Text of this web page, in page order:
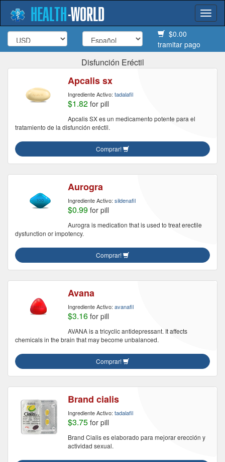
HEALTH-WORLD
$0.00
tramitar pago
Disfunción Eréctil
Apcalis sx
Ingrediente Activo: tadalafil
$1.82 for pill
Apcalis SX es un medicamento potente para el
tratamiento de la disfunción eréctil.
Comprar!
Aurogra
Ingrediente Activo: sildenafil
$0.99 for pill
Aurogra is medication that is used to treat erectile
dysfunction or impotency.
Comprar!
Avana
Ingrediente Activo: avanafil
$3.16 for pill
AVANA is a tricyclic antidepressant. It affects
chemicals in the brain that may become unbalanced.
Comprar!
Brand cialis
Ingrediente Activo: tadalafil
$3.75 for pill
Brand Cialis es elaborado para mejorar erección y
actividad sexual.